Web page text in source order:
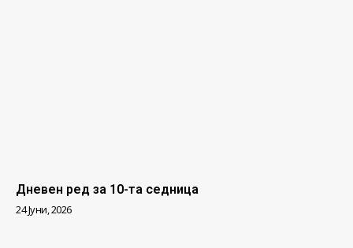
Дневен ред за 10-та седница
24 Јуни, 2026